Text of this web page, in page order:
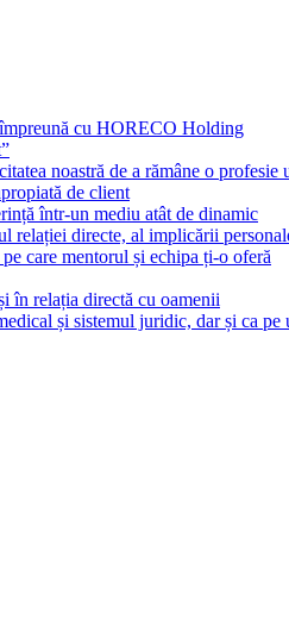
cu HORECO Holding
noastră de a rămâne o profesie
de client
într-un mediu atât de dinamic
directe, al implicării
care mentorul și echipa ți-o oferă
în relația directă cu oamenii
și sistemul juridic, dar și ca